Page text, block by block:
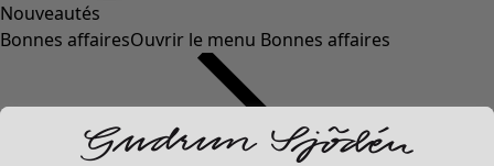
Nouveautés
Bonnes affairesOuvrir le menu Bonnes affaires